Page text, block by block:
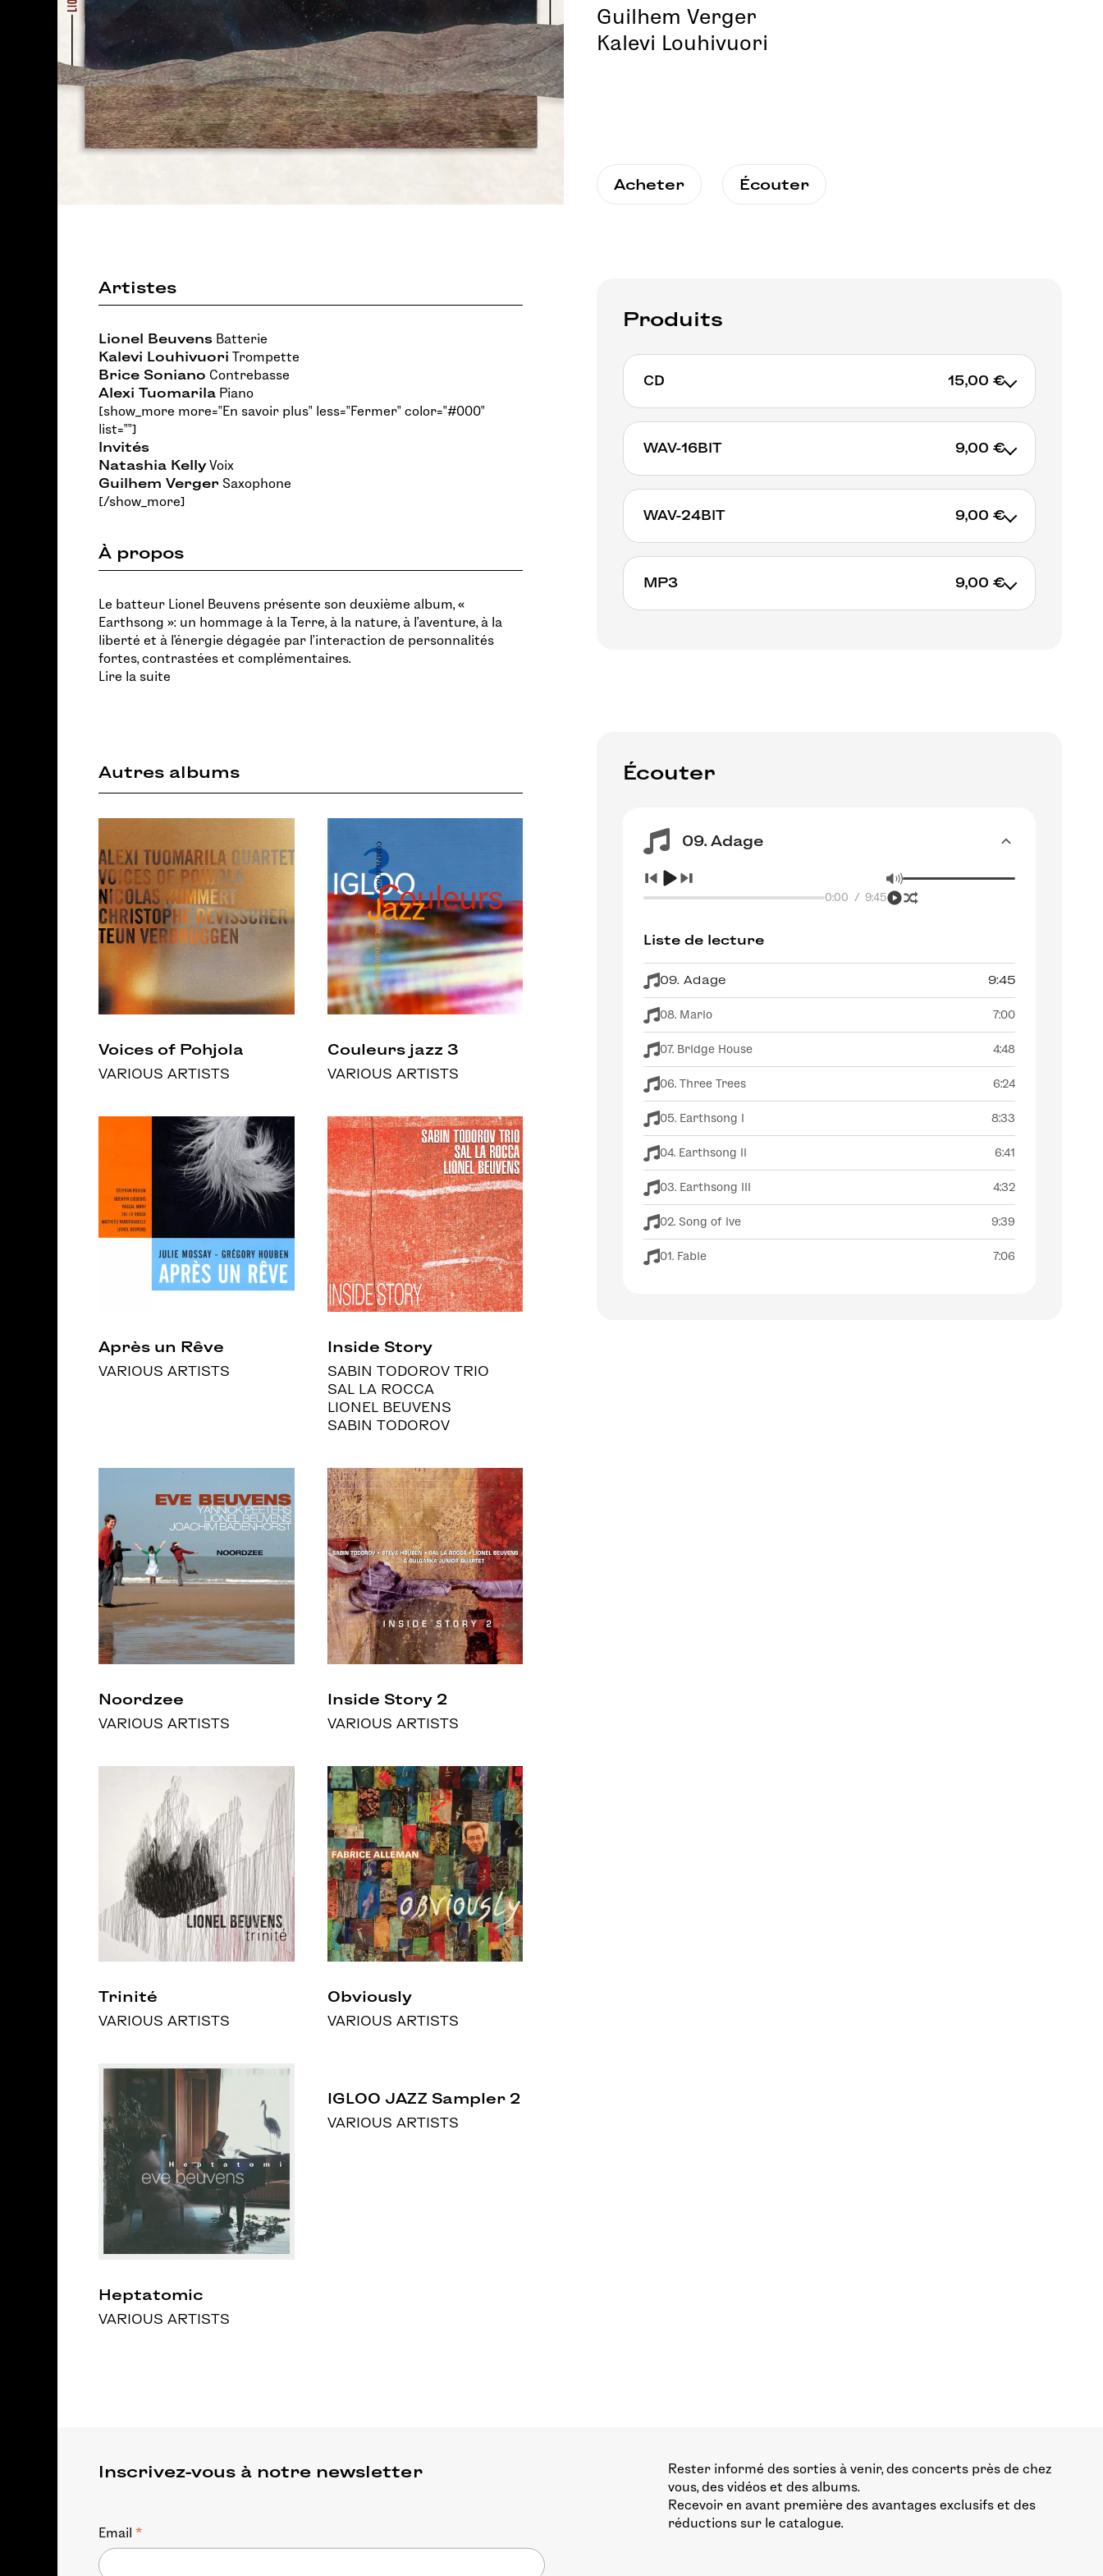
Guilhem Verger
Kalevi Louhivuori
Acheter Écouter
Artistes
Lionel Beuvens Batterie
Kalevi Louhivuori Trompette
Brice Soniano Contrebasse
Alexi Tuomarila Piano
[show_more more="En savoir plus" less="Fermer" color="#000"
list=""]
Invités
Natashia KellyVoix
Guilhem Verger Saxophone
[/show_more]
À propos
Le batteur Lionel Beuvens présente son deuxième album, «
Earthsong »: un hommage à la Terre, à la nature, à l’aventure, à la
liberté et à l’énergie dégagée par l’interaction de personnalités
fortes, contrastées et complémentaires.
Lire la suite
Autres albums
Voices of Pohjola
VARIOUS ARTISTS
Couleurs jazz 3
VARIOUS ARTISTS
Après un Rêve
VARIOUS ARTISTS
Inside Story
SABIN TODOROV TRIO
SAL LA ROCCA
LIONEL BEUVENS
SABIN TODOROV
Noordzee
VARIOUS ARTISTS
Inside Story 2
VARIOUS ARTISTS
Trinité
VARIOUS ARTISTS
Obviously
VARIOUS ARTISTS
Heptatomic
VARIOUS ARTISTS
IGLOO JAZZ Sampler 2
VARIOUS ARTISTS
Produits
CD 15,00 €
WAV-16BIT 9,00 €
WAV-24BIT 9,00 €
MP3 9,00 €
Écouter
09. Adage
0:00 / 9:45
Liste de lecture
09. Adage 9:45
08. Mario 7:00
07. Bridge House 4:48
06. Three Trees 6:24
05. Earthsong I 8:33
04. Earthsong II 6:41
03. Earthsong III 4:32
02. Song of Ive 9:39
01. Fable 7:06
Rester informé des sorties à venir, des concerts près de chez
vous, des vidéos et des albums.
Recevoir en avant première des avantages exclusifs et des
réductions sur le catalogue.
Inscrivez-vous à notre newsletter
Email *